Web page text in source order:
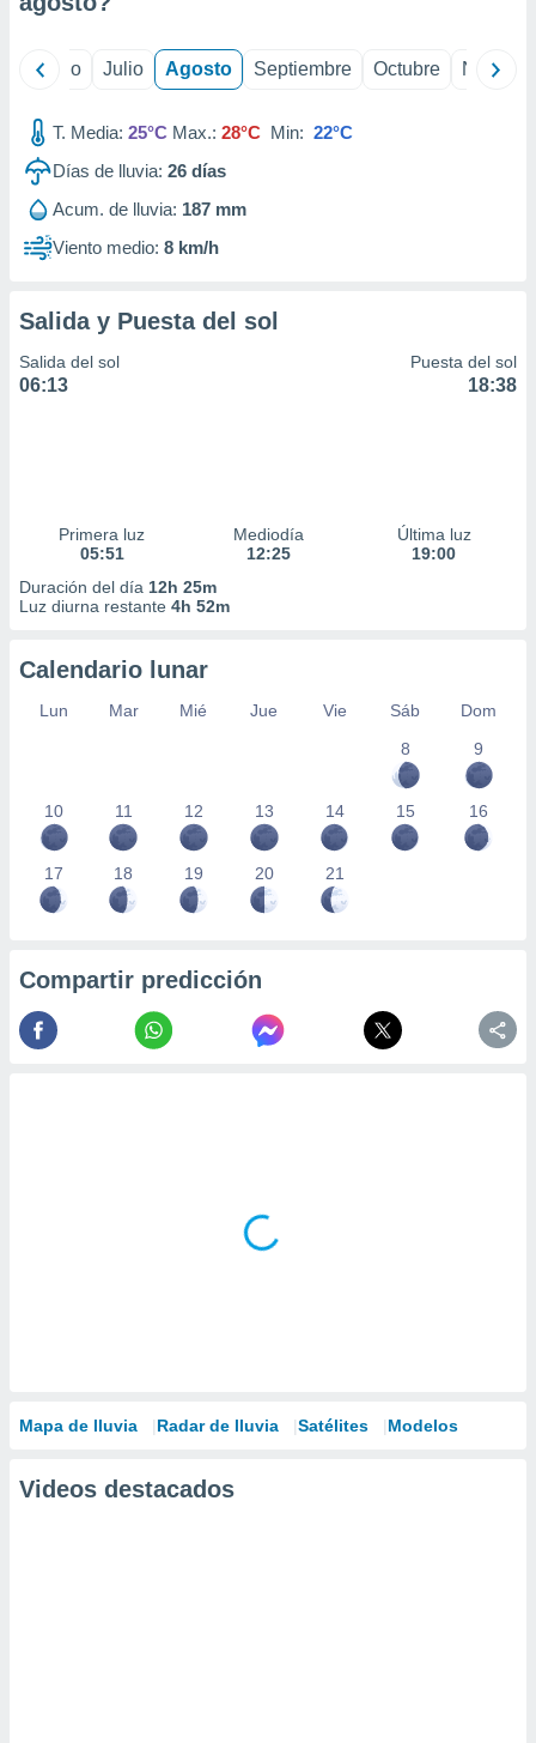
mediante
publicidad
publicidad
1199
Junio Julio Agosto Septiembre Octubre
T. Media: 25°C Max.: 28°C Min: 22°C
Días de lluvia: 26 días
Acum. de lluvia: 187 mm
Viento medio: 8 km/h
Salida y Puesta del sol
Salida del sol
06:13
Puesta del sol
18:38
Primera luz
05:51
Mediodía
12:25
Última luz
19:00
Duración del día 12h 25m
Luz diurna restante 4h 52m
Calendario lunar
Lun Mar Mié Jue Vie Sáb
Dom
8
9
10 11 12 13 14 15 16
17 18 19 20 21
Compartir predicción
Mapa de lluvia Radar de lluvia Satélites Modelos
Videos destacados